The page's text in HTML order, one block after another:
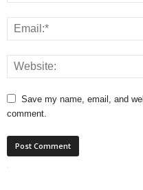
Save my name, email, and
comment.